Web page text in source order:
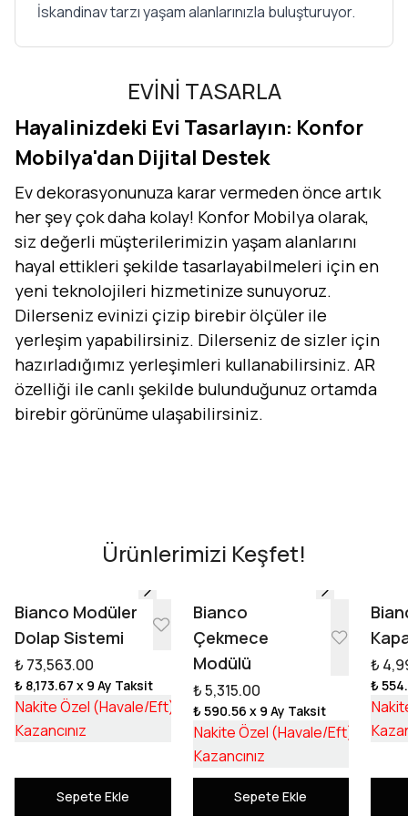
İskandinav tarzı yaşam alanlarınızla buluşturuyor.
EVİNİ TASARLA
Hayalinizdeki Evi Tasarlayın: Konfor
Mobilya'dan Dijital Destek
Ev dekorasyonunuza karar vermeden önce artık
her şey çok daha kolay! Konfor Mobilya olarak,
siz değerli müşterilerimizin yaşam alanlarını
hayal ettikleri şekilde tasarlayabilmeleri için en
yeni teknolojileri hizmetinize sunuyoruz.
Dilerseniz evinizi çizip birebir ölçüler ile
yerleşim yapabilirsiniz. Dilerseniz de sizler için
hazırladığımız yerleşimleri kullanabilirsiniz. AR
özelliği ile canlı şekilde bulunduğunuz ortamda
birebir görünüme ulaşabilirsiniz.
Tasarıma Başla
Ürünlerimizi Keşfet!
Bianco Modüler
Dolap Sistemi
₺ 73,563.00
₺ 8,173.67 x 9 Ay Taksit
Nakite Özel (Havale/Eft) ₺ 55,253.17
Kazancınız ₺ 18,309.83
Sepete Ekle
Bianco
Çekmece
Modülü
₺ 5,315.00
₺ 590.56 x 9 Ay Taksit
Nakite Özel (Havale/Eft) ₺
Kazancınız
Sepete Ekle
₺
₺